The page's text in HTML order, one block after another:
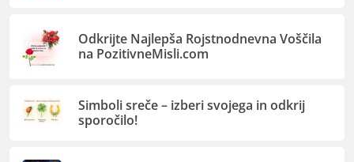
Odkrijte Najlepša Rojstnodnevna Voščila
na PozitivneMisli.com
Simboli sreče – izberi svojega in odkrij
sporočilo!